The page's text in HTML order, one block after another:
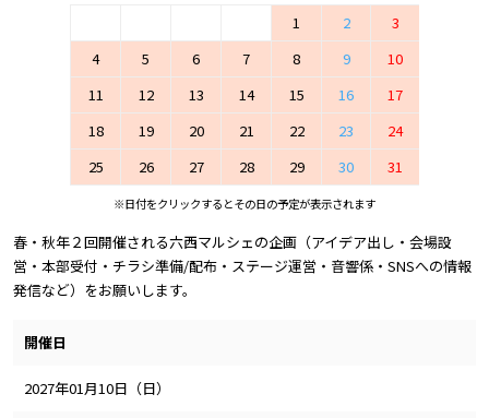
1
2
3
4
5 6 7 8 9
10
11
12 13 14 15 16
17
18
19 20 21 22 23
24
25
26 27 28 29 30 31
※日付をクリックするとその日の予定が表示されます
春・秋年２回開催される六西マルシェの企画（アイデア出し・会場設
営・本部受付・チラシ準備/配布・ステージ運営・音響係・SNSへの情報
発信など）をお願いします。
開催日
2027年01月10日（日）